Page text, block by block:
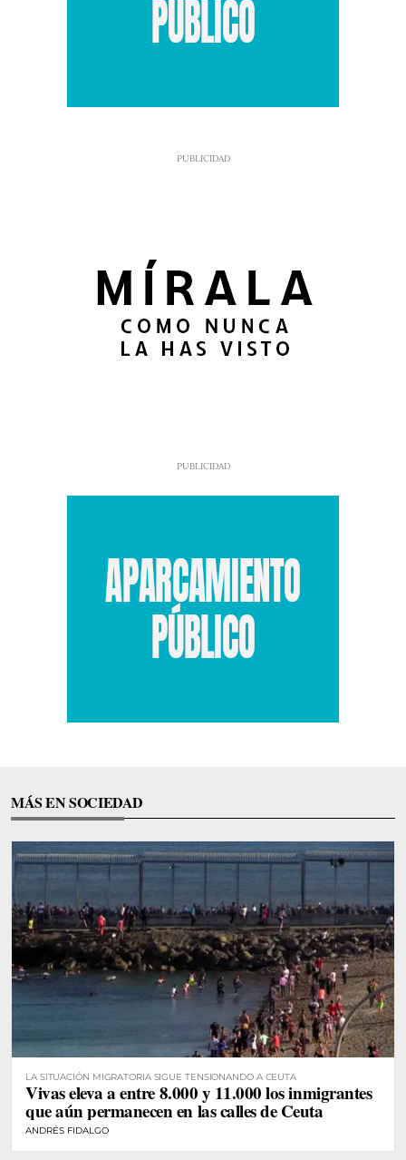
MÁS EN SOCIEDAD
LA SITUACIÓN MIGRATORIA SIGUE TENSIONANDO A CEUTA
Vivas eleva a entre 8.000 y 11.000 los inmigrantes
que aún permanecen en las calles de Ceuta
ANDRÉS FIDALGO